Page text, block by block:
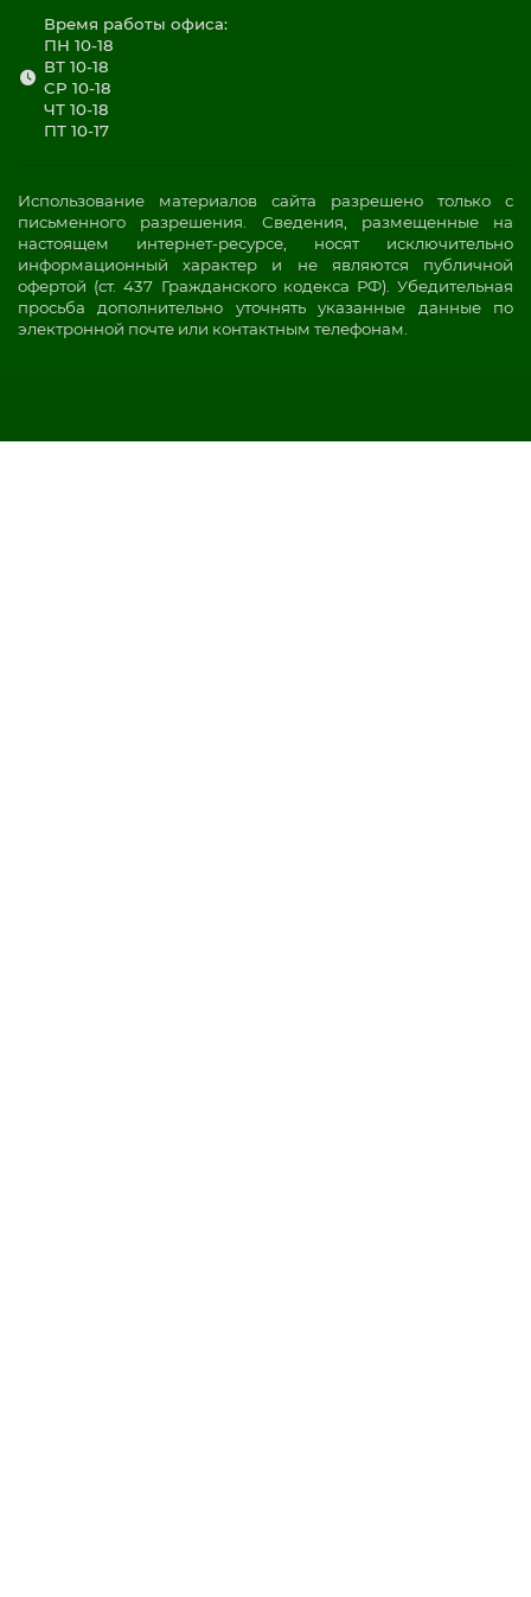
Время работы офиса:
ПН 10-18
ВТ 10-18
СР 10-18
ЧТ 10-18
ПТ 10-17
Использование материалов сайта разрешено только с
письменного разрешения. Сведения, размещенные на
настоящем интернет-ресурсе, носят исключительно
информационный характер и не являются публичной
офертой (ст. 437 Гражданского кодекса РФ). Убедительная
просьба дополнительно уточнять указанные данные по
электронной почте или контактным телефонам.